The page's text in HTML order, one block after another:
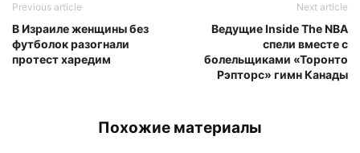
Previous article
В Израиле женщины без
футболок разогнали
протест харедим
Next article
Ведущие Inside The NBA
спели вместе с
болельщиками «Торонто
Рэпторс» гимн Канады
Похожие материалы